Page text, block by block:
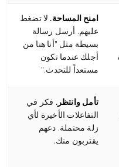
امنح المساحة.لا تضغط
عليهم. أرسل رسالة
بسيطة مثل "أنا هنا من
أجلك عندما تكون
مستعداً للتحدث."
تأمل وانتظر.فكر في
التفاعلات الأخيرة لأي
زلة محتملة. دعهم
يقتربون منك.